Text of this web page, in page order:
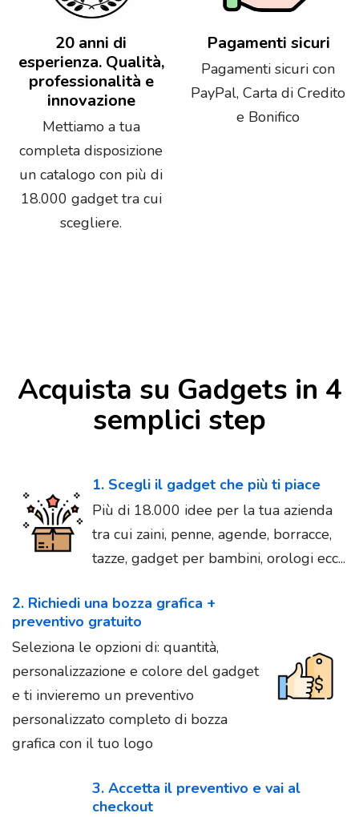
20 anni di
esperienza. Qualità,
professionalità e
innovazione
Mettiamo a tua
completa disposizione
un catalogo con più di
18.000 gadget tra cui
scegliere.
Pagamenti sicuri
Pagamenti sicuri con
PayPal, Carta di Credito
e Bonifico
Acquista su Gadgets in 4
semplici step
1. Scegli il gadget che più ti piace
Più di 18.000 idee per la tua azienda
tra cui zaini, penne, agende, borracce,
tazze, gadget per bambini, orologi ecc...
2. Richiedi una bozza grafica +
preventivo gratuito
Seleziona le opzioni di: quantità,
personalizzazione e colore del gadget
e ti invieremo un preventivo
personalizzato completo di bozza
grafica con il tuo logo
3. Accetta il preventivo e vai al
checkout